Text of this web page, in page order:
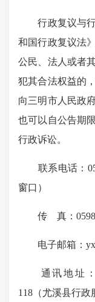
行政复议与行
和国行政复议法
公民、法人或者
犯其合法权益的
向三明市人民政
也可以自公告期
行政诉讼。
联系电话：
窗口）
传 真：0598-
电子邮箱：
通讯地址：
118（尤溪县行政